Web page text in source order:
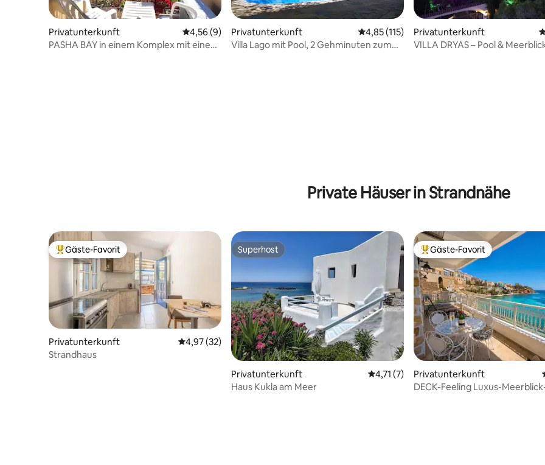
Privatunterkunft Durchschnittliche Bewertung: 4,56 von 5, 9 Bewertungen
4,56 (9)
PASHA BAY in einem Komplex mit einem
Privatunterkunft Durchschnittliche Bewertung: 4,85 von 5,
4,85 (115)
Villa Lago mit Pool, 2 Gehminuten zum
Privatunterkunft
VILLA DRYAS – Pool &
Private Häuser in Strandnähe
Beliebter Gäste-Favorit.
Gäste-Favorit
Privatunterkunft Durchschnittliche Bewertung: 4,97 von 5, 32 Bewertungen
4,97 (32)
Strandhaus
Superhost
Superhost
Privatunterkunft Durchschnittliche Bewertung: 4,71 von 5,
4,71 (7)
Haus Kukla am Meer
Beliebter Gäste-Favorit.
Gäste-Favorit
Privatunterkunft
DECK-Feeling Luxus-